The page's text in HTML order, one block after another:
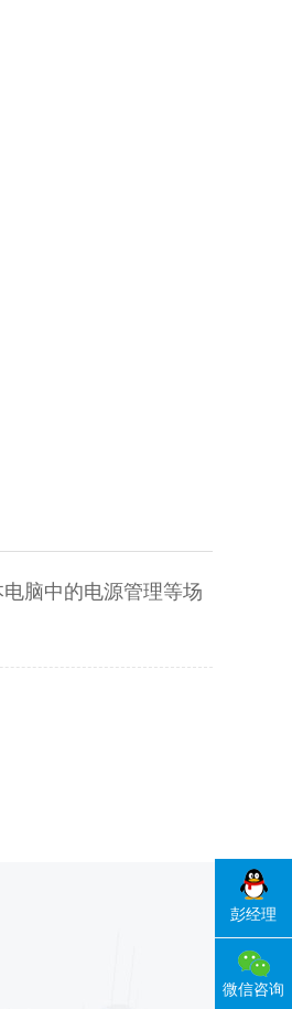
脑中的电源管理等场
彭经理
微信咨询